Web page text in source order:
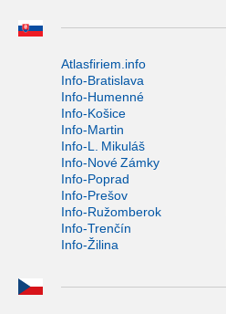
Atlasfiriem.info
Info-Bratislava
Info-Humenné
Info-Košice
Info-Martin
Info-L. Mikuláš
Info-Nové Zámky
Info-Poprad
Info-Prešov
Info-Ružomberok
Info-Trenčín
Info-Žilina